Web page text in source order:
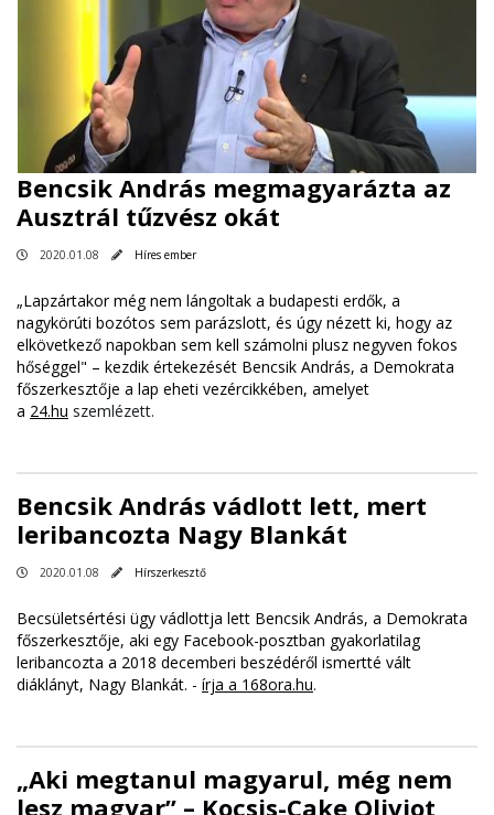
Bencsik András megmagyarázta az
Ausztrál tűzvész okát
2020.01.08 Híres ember
„Lapzártakor még nem lángoltak a budapesti erdők, a
nagykörúti bozótos sem parázslott, és úgy nézett ki, hogy az
elkövetkező napokban sem kell számolni plusz negyven fokos
hőséggel" – kezdik értekezését Bencsik András, a Demokrata
főszerkesztője a lap eheti vezércikkében, amelyet
a 24.hu szemlézett.
Bencsik András vádlott lett, mert
leribancozta Nagy Blankát
2020.01.08 Hírszerkesztő
Becsületsértési ügy vádlottja lett Bencsik András, a Demokrata
főszerkesztője, aki egy Facebook-posztban gyakorlatilag
leribancozta a 2018 decemberi beszédéről ismertté vált
diáklányt, Nagy Blankát. - írja a 168ora.hu.
„Aki megtanul magyarul, még nem
lesz magyar” – Kocsis-Cake Oliviot